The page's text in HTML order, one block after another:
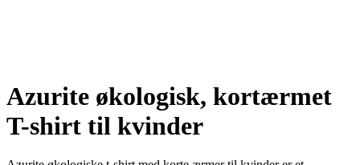
Azurite økologisk, kortærmet
T-shirt til kvinder